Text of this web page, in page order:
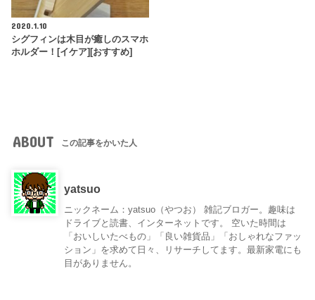
2020.1.10
シグフィンは木目が癒しのスマホ
ホルダー！[イケア][おすすめ]
ABOUT この記事をかいた人
yatsuo
ニックネーム：yatsuo（やつお） 雑記ブロガー。趣味は
ドライブと読書、インターネットです。 空いた時間は
「おいしいたべもの」「良い雑貨品」「おしゃれなファッ
ション」を求めて日々、リサーチしてます。最新家電にも
目がありません。